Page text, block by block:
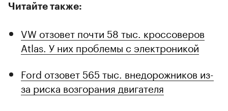
Читайте также:
VW отзовет почти 58 тыс. кроссоверов
Atlas. У них проблемы с электроникой
Ford отзовет 565 тыс. внедорожников из-
за риска возгорания двигателя